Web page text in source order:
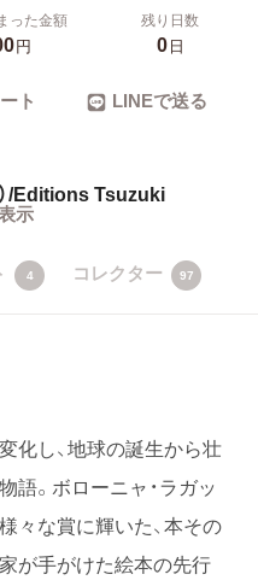
った金額
円
残り日数
0日
ト LINEで送る
/Editions Tsuzuki
示
4 コレクター 97
化し、地球の誕生から壮
語。ボローニャ・ラガッ
々な賞に輝いた、本その
が手がけた絵本の先行